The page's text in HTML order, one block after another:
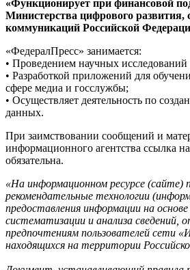
«Функционирует при финансовой
Министерства цифрового развития,
коммуникаций Российской
«ФедералПресс» занимается:
• Проведением научных исследований
• Разработкой приложений для
сфере медиа и госслужбы;
• Осуществляет деятельность по
данных.
При заимствовании сообщений и
информационного агентства ссылка
обязательна.
«На информационном ресурсе (сайте)
рекомендательные технологии
предоставления информации на основе
систематизации и анализа сведений,
предпочтениям пользователей сети
находящихся на территории